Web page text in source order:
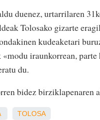
duenez, urtarrilaren
Tolosako gizarte
kudeaketari
iraunkorrean,
du.
bidez birziklapenaren
TOLOSA